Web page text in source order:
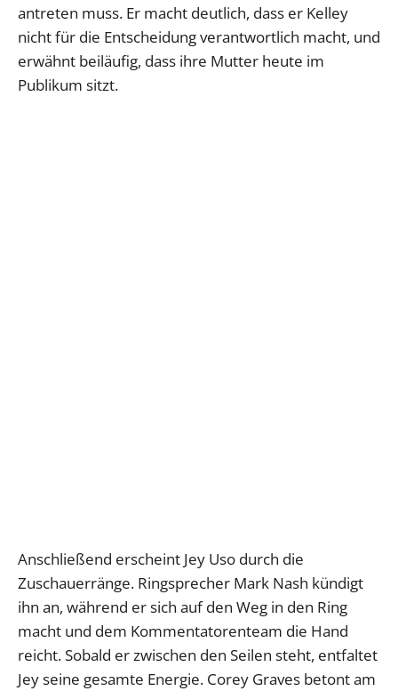
antreten muss. Er macht deutlich, dass er Kelley
nicht für die Entscheidung verantwortlich macht, und
erwähnt beiläufig, dass ihre Mutter heute im
Publikum sitzt.
Anschließend erscheint Jey Uso durch die
Zuschauerränge. Ringsprecher Mark Nash kündigt
ihn an, während er sich auf den Weg in den Ring
macht und dem Kommentatorenteam die Hand
reicht. Sobald er zwischen den Seilen steht, entfaltet
Jey seine gesamte Energie. Corey Graves betont am